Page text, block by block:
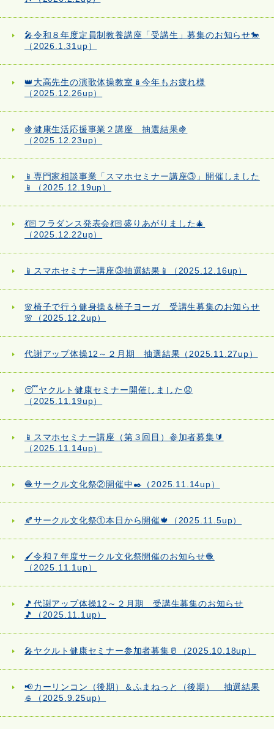
🎤令和８年度定員制教養講座「受講生」募集のお知らせ🐎
（2026.1.31up）
👑大高先生の演歌体操教室🪆今年もお疲れ様
（2025.12.26up）
🍇健康生活応援事業２講座 抽選結果🍇
（2025.12.23up）
📱専門家相談事業「スマホセミナー講座③」開催しました
📱（2025.12.19up）
💃🏻フラダンス発表会💃🏻盛りあがりました🎄
（2025.12.22up）
📱スマホセミナー講座③抽選結果📱（2025.12.16up）
🌸椅子で行う健身操＆椅子ヨーガ 受講生募集のお知らせ
🌸（2025.12.2up）
代謝アップ体操12～２月期 抽選結果（2025.11.27up）
😴ヤクルト健康セミナー開催しました😟
（2025.11.19up）
📱スマホセミナー講座（第３回目）参加者募集🔰
（2025.11.14up）
🧶サークル文化祭②開催中✒️（2025.11.14up）
🍂サークル文化祭①本日から開催🍁（2025.11.5up）
🖌️令和７年度サークル文化祭開催のお知らせ🧶
（2025.11.1up）
🎵代謝アップ体操12～２月期 受講生募集のお知らせ
🎵（2025.11.1up）
🎤ヤクルト健康セミナー参加者募集🥛（2025.10.18up）
📢カーリンコン（後期）＆ふまねっと（後期） 抽選結果
🥌（2025.9.25up）